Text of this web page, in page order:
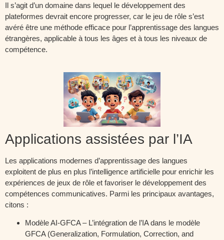
Il s’agit d’un domaine dans lequel le développement des
plateformes devrait encore progresser, car le jeu de rôle s’est
avéré être une méthode efficace pour l’apprentissage des langues
étrangères, applicable à tous les âges et à tous les niveaux de
compétence.
Applications assistées par l’IA
Les applications modernes d’apprentissage des langues
exploitent de plus en plus l’intelligence artificielle pour enrichir les
expériences de jeux de rôle et favoriser le développement des
compétences communicatives. Parmi les principaux avantages,
citons :
Modèle AI-GFCA – L’intégration de l’IA dans le modèle
GFCA (Generalization, Formulation, Correction, and